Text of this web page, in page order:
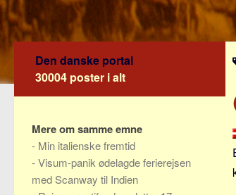
Den danske portal
30004 poster i alt
Mere om samme emne
- Min italienske fremtid
-Visum-panik ødelagde ferierejsen
med Scanway til Indien